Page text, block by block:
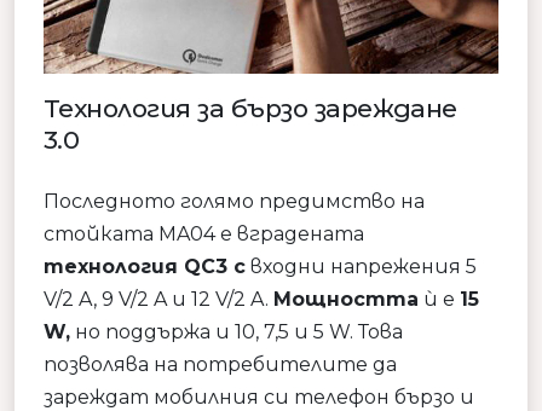
Технология за бързо зареждане
3.0
Последното голямо предимство на
стойката MA04 е вградената
технология QC3 с входни напрежения 5
V/2 A, 9 V/2 A и 12 V/2 A. Мощността ѝ е 15
W, но поддържа и 10, 7,5 и 5 W. Това
позволява на потребителите да
зареждат мобилния си телефон бързо и